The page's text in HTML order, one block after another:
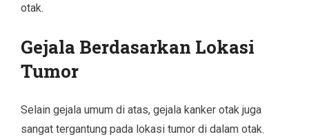
otak.
Gejala Berdasarkan Lokasi
Tumor
Selain gejala umum di atas, gejala kanker otak juga
sangat tergantung pada lokasi tumor di dalam otak.